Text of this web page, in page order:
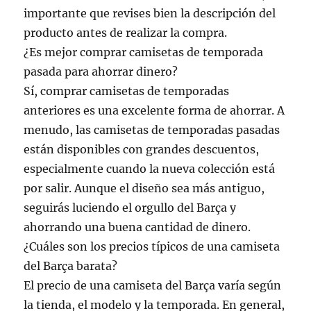
importante que revises bien la descripción del
producto antes de realizar la compra.
¿Es mejor comprar camisetas de temporada
pasada para ahorrar dinero?
Sí, comprar camisetas de temporadas
anteriores es una excelente forma de ahorrar. A
menudo, las camisetas de temporadas pasadas
están disponibles con grandes descuentos,
especialmente cuando la nueva colección está
por salir. Aunque el diseño sea más antiguo,
seguirás luciendo el orgullo del Barça y
ahorrando una buena cantidad de dinero.
¿Cuáles son los precios típicos de una camiseta
del Barça barata?
El precio de una camiseta del Barça varía según
la tienda, el modelo y la temporada. En general,